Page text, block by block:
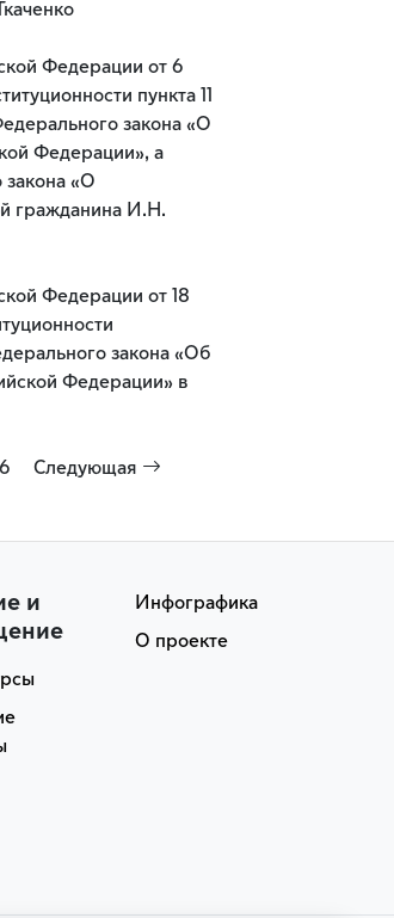
Федерации от 6
пункта 11
закона «О
Федерации», а
закона «О
гражданина И.Н.
Федерации от 18
закона «Об
Федерации» в
6 Следующая
и
Инфографика
О проекте